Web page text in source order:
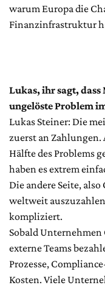
warum Europa die
Finanzinfrastruktur
Lukas, ihr sagt,
ungelöste Problem
Lukas Steiner: Die
zuerst an
Hälfte des Problems
haben es extrem
Die andere Seite,
weltweit
kompliziert.
Sobald Unternehmen
externe Teams
Prozesse,
Kosten. Viele